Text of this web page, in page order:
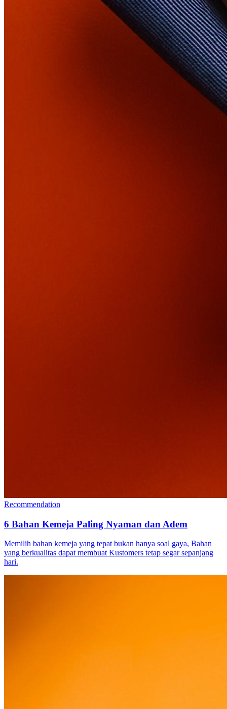
Recommendation
6 Bahan Kemeja Paling Nyaman dan Adem
Memilih bahan kemeja yang tepat bukan hanya soal gaya, Bahan
yang berkualitas dapat membuat Kustomers tetap segar sepanjang
hari.